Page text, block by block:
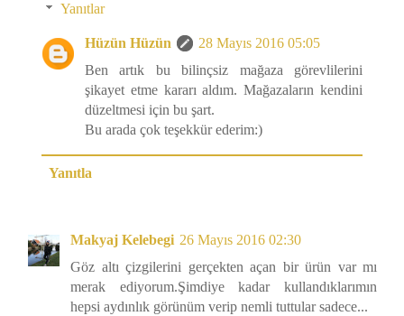
Yanıtlar
Hüzün Hüzün
28 Mayıs 2016 05:05
Ben artık bu bilinçsiz mağaza görevlilerini
şikayet etme kararı aldım. Mağazaların kendini
düzeltmesi için bu şart.
Bu arada çok teşekkür ederim:)
Yanıtla
Makyaj Kelebegi 26 Mayıs 2016 02:30
Göz altı çizgilerini gerçekten açan bir ürün var mı
merak ediyorum.Şimdiye kadar kullandıklarımın
hepsi aydınlık görünüm verip nemli tuttular sadece...